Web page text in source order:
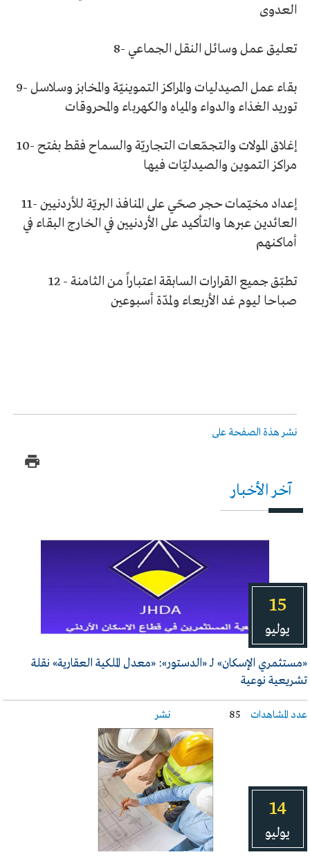
العدوى
8- تعليق عمل وسائل النقل الجماعي
9- بقاء عمل الصيدليات والمراكز التموينيّة والمخابز وسلاسل
توريد الغذاء والدواء والمياه والكهرباء والمحروقات
10- إغلاق المولات والتجمّعات التجاريّة والسماح فقط بفتح
مراكز التموين والصيدليّات فيها
11- إعداد مخيّمات حجر صحّي على المنافذ البريّة للأردنيين
العائدين عبرها والتأكيد على الأردنيين في الخارج البقاء في
أماكنهم
12 - تطبّق جميع القرارات السابقة اعتباراً من الثامنة
صباحا ليوم غد الأربعاء ولمدّة أسبوعين
نشر هذة الصفحة على
آخر الأخبار
15
يوليو
«مستثمري الإسكان» لـ «الدستور»: «معدل الملكية العقارية» نقلة
تشريعية نوعية
نشر عدد المشاهدات 85
14
يوليو